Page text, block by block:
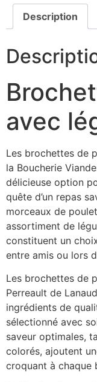
Description
avec
Les brochettes de
la Boucherie
délicieuse option
quête d’un repas
morceaux de
assortiment de
constituent un
entre amis ou lors
Les brochettes de
Perreault de
ingrédients de
sélectionné avec
saveur optimales,
colorés, ajoutent
croquant à chaque